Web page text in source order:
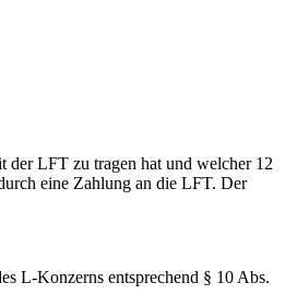
der LFT zu tragen hat und welcher 12
eine Zahlung an die LFT. Der
L-Konzerns entsprechend § 10 Abs.